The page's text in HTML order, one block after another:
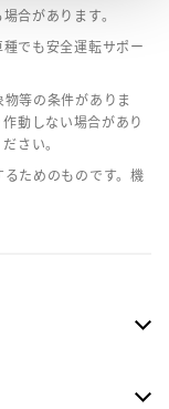
合があります。
でも安全運転サポー
等の条件がありま
動しない場合があり
さい。
ためのものです。機